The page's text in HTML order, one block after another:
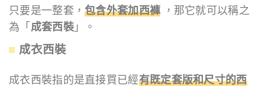
只要是一整套，包含外套加西褲 ，那它就可以稱之
為「成套西裝」。
成衣西裝
成衣西裝指的是直接買已經有既定套版和尺寸的西